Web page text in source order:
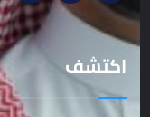
اكتشف